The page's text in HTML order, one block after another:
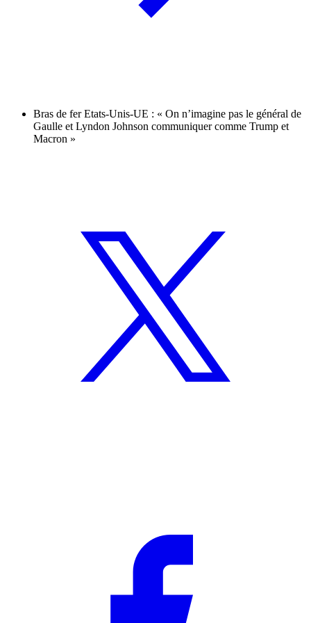
Bras de fer Etats-Unis-UE : « On n’imagine pas le général de
Gaulle et Lyndon Johnson communiquer comme Trump et
Macron »